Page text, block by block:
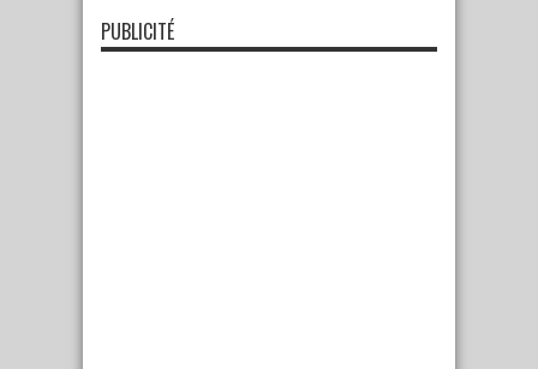
PUBLICITÉ